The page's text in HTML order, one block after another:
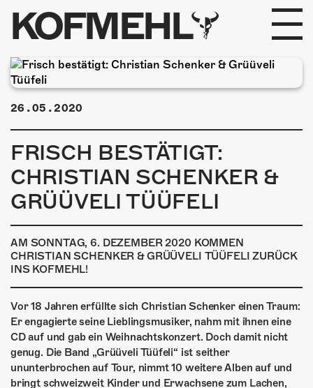
KOFMEHL
PROGRAMM
FABRIKGEFLÜSTER
GALERIE
FOTOGALERIE
PHOTOMAT
INFOS
KONTAKT
ÜBER UNS
GÖNNEREI
26.05.2020
FRISCH BESTÄTIGT:
CHRISTIAN SCHENKER &
GRÜÜVELI TÜÜFELI
AM SONNTAG, 6. DEZEMBER 2020 KOMMEN
CHRISTIAN SCHENKER & GRÜÜVELI TÜÜFELI ZURÜCK
INS KOFMEHL!
Vor 18 Jahren erfüllte sich Christian Schenker einen Traum:
Er engagierte seine Lieblingsmusiker, nahm mit ihnen eine
CD auf und gab ein Weihnachtskonzert. Doch damit nicht
genug. Die Band „Grüüveli Tüüfeli“ ist seither
ununterbrochen auf Tour, nimmt 10 weitere Alben auf und
bringt schweizweit Kinder und Erwachsene zum Lachen,